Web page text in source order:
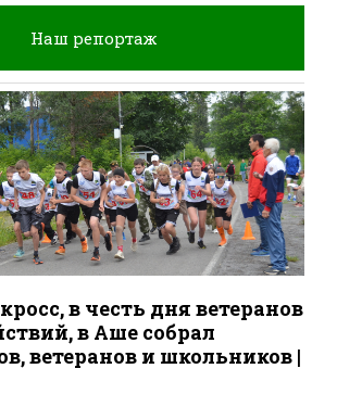
Наш репортаж
в честь дня ветеранов
в Аше собрал
ветеранов и школьников |